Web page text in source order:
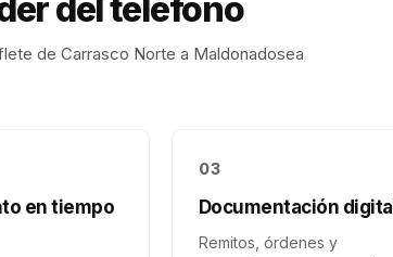
del teléfono
de Carrasco Norte a Maldonadosea
en tiempo
03
Documentación digital
Remitos, órdenes y